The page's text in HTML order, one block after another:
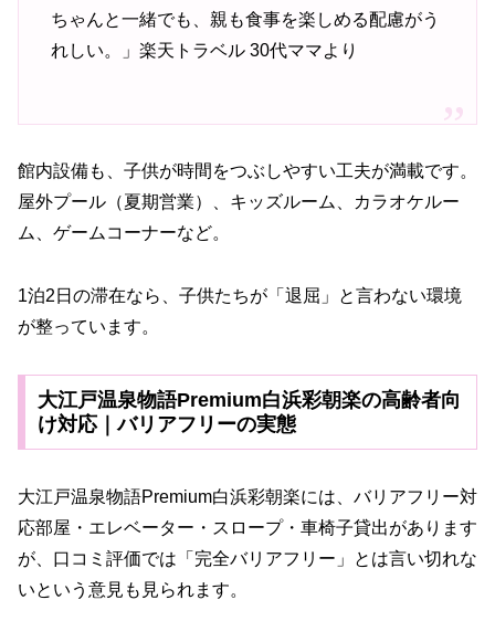
ちゃんと一緒でも、親も食事を楽しめる配慮がう
れしい。」楽天トラベル 30代ママより
館内設備も、子供が時間をつぶしやすい工夫が満載です。
屋外プール（夏期営業）、キッズルーム、カラオケルー
ム、ゲームコーナーなど。
1泊2日の滞在なら、子供たちが「退屈」と言わない環境
が整っています。
大江戸温泉物語Premium白浜彩朝楽の高齢者向
け対応｜バリアフリーの実態
大江戸温泉物語Premium白浜彩朝楽には、バリアフリー対
応部屋・エレベーター・スロープ・車椅子貸出があります
が、口コミ評価では「完全バリアフリー」とは言い切れな
いという意見も見られます。